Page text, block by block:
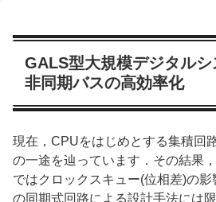
GALS型大規模デジタル
非同期バスの高効率化
現在，CPUをはじめとする集積回
の一途を辿っています．その結果
ではクロックスキュー(位相差)の
の同期式回路による設計手法には